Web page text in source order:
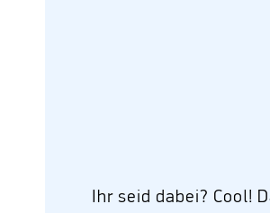
Ihr seid dabei? Cool!